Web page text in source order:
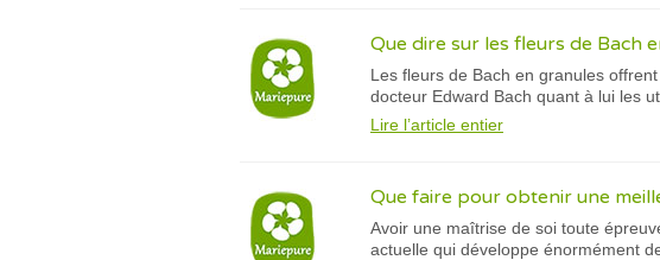
Que dire sur les fleurs de Bach
Les fleurs de Bach en granules
docteur Edward Bach quant à lui les
Lire l’article entier
Que faire pour obtenir une
Avoir une maîtrise de soi toute
actuelle qui développe énormément de